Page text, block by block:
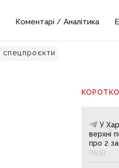
Коментарі / Аналітика
спецпроєкти
КОРОТКО
У
верхні
про 2
05:53